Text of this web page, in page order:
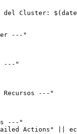
del Cluster:
---"
---"
Recursos ---"
---"
Actions" ||